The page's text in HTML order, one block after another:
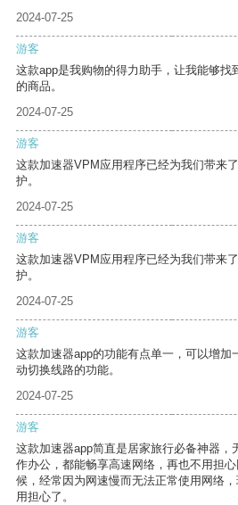
2024-07-25
游客
这款app是我购物的得力助手，让我能够找
的商品。
2024-07-25
游客
这款加速器VPM应用程序已经为我们带来
护。
2024-07-25
游客
这款加速器VPM应用程序已经为我们带来
护。
2024-07-25
游客
这款加速器app的功能有点单一，可以增加
动切换线路的功能。
2024-07-25
游客
这款加速器app简直是居家旅行必备神器，
作办公，都能畅享高速网络，再也不用担
候，经常因为网速慢而无法正常使用网络
用担心了。